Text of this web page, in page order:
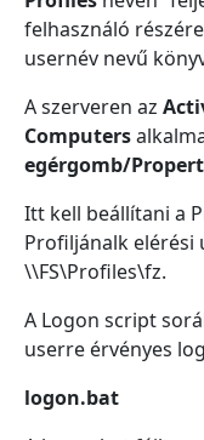
felhasználó
usernév nevű
A szerveren az
Computers
egérgomb/
Itt kell beállítani a
Profiljánalk elérési
\\FS\Profiles\fz.
A Logon script
userre érvényes
logon.bat